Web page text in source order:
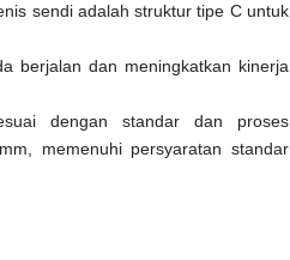
sendi adalah struktur tipe C untuk
berjalan dan meningkatkan kinerja
dengan standar dan proses
memenuhi persyaratan standar